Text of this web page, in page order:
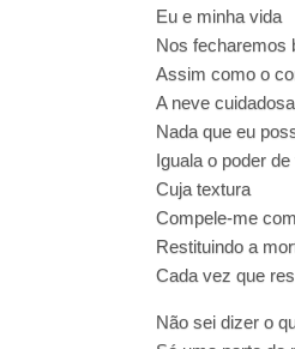
Eu e minha vida
Nos fecharemos
Assim como o
A neve
Nada que eu
Iguala o poder
Cuja textura
Compele-me
Restituindo a
Cada vez que
Não sei dizer o